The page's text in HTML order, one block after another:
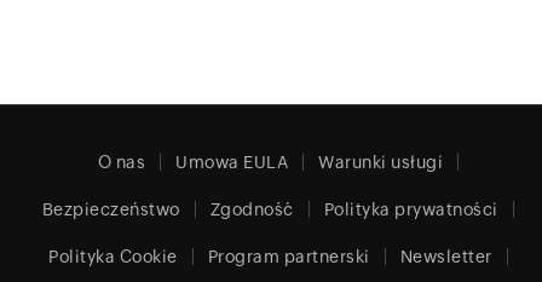
O nas Umowa EULA Warunki usługi
Bezpieczeństwo Zgodność Polityka prywatności
Polityka Cookie Program partnerski Newsletter